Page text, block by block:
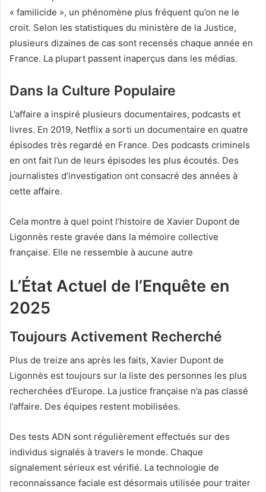
« familicide », un phénomène plus fréquent qu’on ne le
croit. Selon les statistiques du ministère de la Justice,
plusieurs dizaines de cas sont recensés chaque année en
France. La plupart passent inaperçus dans les médias.
Dans la Culture Populaire
L’affaire a inspiré plusieurs documentaires, podcasts et
livres. En 2019, Netflix a sorti un documentaire en quatre
épisodes très regardé en France. Des podcasts criminels
en ont fait l’un de leurs épisodes les plus écoutés. Des
journalistes d’investigation ont consacré des années à
cette affaire.
Cela montre à quel point l’histoire de Xavier Dupont de
Ligonnès reste gravée dans la mémoire collective
française. Elle ne ressemble à aucune autre
L’État Actuel de l’Enquête en
2025
Toujours Activement Recherché
Plus de treize ans après les faits, Xavier Dupont de
Ligonnès est toujours sur la liste des personnes les plus
recherchées d’Europe. La justice française n’a pas classé
l’affaire. Des équipes restent mobilisées.
Des tests ADN sont régulièrement effectués sur des
individus signalés à travers le monde. Chaque
signalement sérieux est vérifié. La technologie de
reconnaissance faciale est désormais utilisée pour traiter